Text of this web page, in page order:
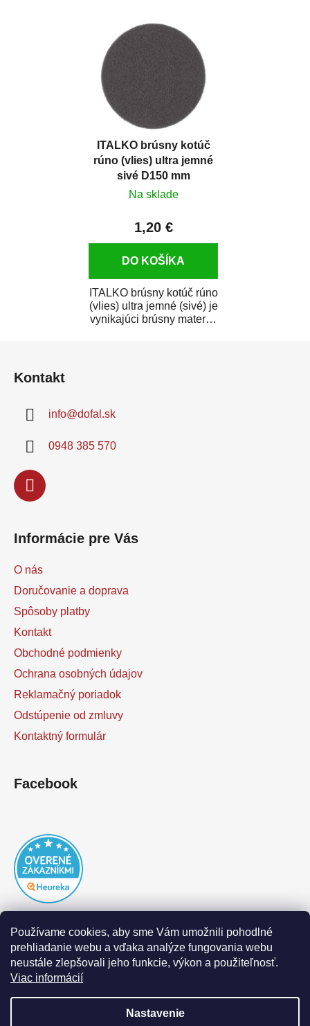
Používame cookies, aby sme Vám umožnili pohodlné
prehliadanie webu a vďaka analýze fungovania webu
neustále zlepšovali jeho funkcie, výkon a použiteľnosť.
Viac informácií
Nastavenie
ITALKO brúsny kotúč
rúno (vlies) ultra jemné
sivé D150 mm
Na sklade
1,20 €
DO KOŠÍKA
ITALKO brúsny kotúč rúno
(vlies) ultra jemné (sivé) je
vynikajúci brúsny materiál
Kontakt
info@dofal.sk
0948 385 570
Informácie pre Vás
O nás
Doručovanie a doprava
Spôsoby platby
Kontakt
Obchodné podmienky
Ochrana osobných údajov
Reklamačný poriadok
Odstúpenie od zmluvy
Kontaktný formulár
Facebook